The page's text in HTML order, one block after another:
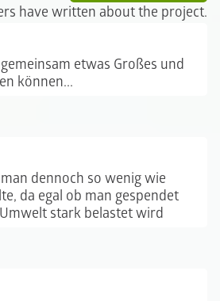
have written about the project.
etwas Großes und
können...
dennoch so wenig wie
da egal ob man gespendet
stark belastet wird